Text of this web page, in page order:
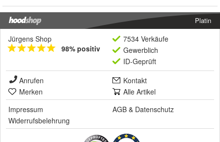
Platin
Jürgens Shop
98% positiv
7534 Verkäufe
Gewerblich
ID-Geprüft
Anrufen
Kontakt
Merken
Alle Artikel
Impressum
AGB & Datenschutz
Widerrufsbelehrung